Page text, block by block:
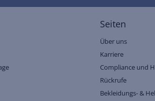
Seiten
Über uns
Karriere
Compliance und
Rückrufe
Bekleidungs- &